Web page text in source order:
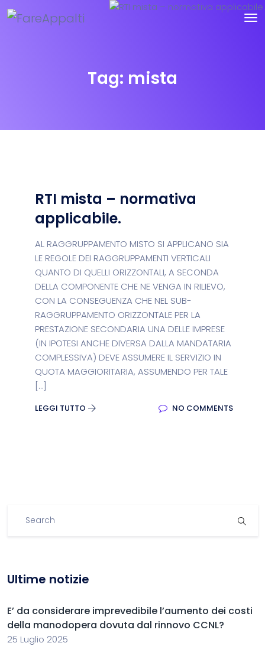
Tag: mista
RTI mista – normativa
applicabile.
AL RAGGRUPPAMENTO MISTO SI APPLICANO SIA
LE REGOLE DEI RAGGRUPPAMENTI VERTICALI
QUANTO DI QUELLI ORIZZONTALI, A SECONDA
DELLA COMPONENTE CHE NE VENGA IN RILIEVO,
CON LA CONSEGUENZA CHE NEL SUB-
RAGGRUPPAMENTO ORIZZONTALE PER LA
PRESTAZIONE SECONDARIA UNA DELLE IMPRESE
(IN IPOTESI ANCHE DIVERSA DALLA MANDATARIA
COMPLESSIVA) DEVE ASSUMERE IL SERVIZIO IN
QUOTA MAGGIORITARIA, ASSUMENDO PER TALE
[…]
LEGGI TUTTO NO COMMENTS
Ultime notizie
E’ da considerare imprevedibile l’aumento dei costi
della manodopera dovuta dal rinnovo CCNL?
25 Luglio 2025